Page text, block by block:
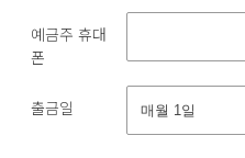
예금주 휴대
폰
출금일